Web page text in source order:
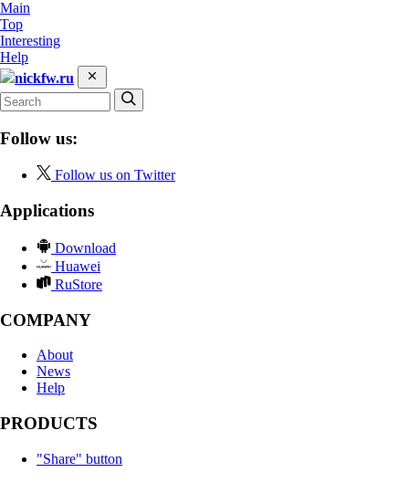
Main
Top
Interesting
Help
nickfw.ru
Follow us:
Follow us on Twitter
Applications
Download
Huawei
RuStore
COMPANY
About
News
Help
PRODUCTS
"Share" button